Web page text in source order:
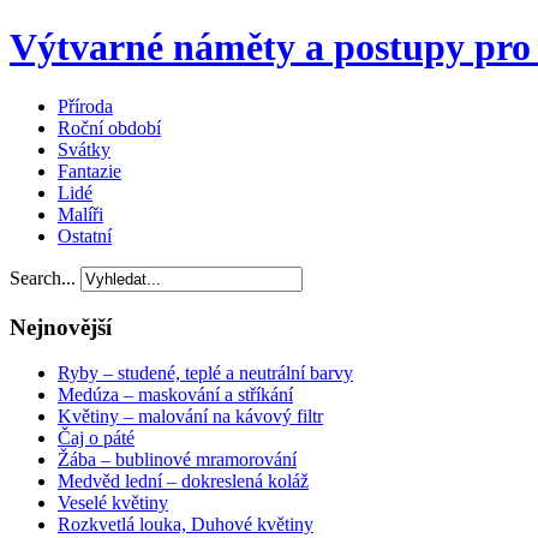
Výtvarné náměty a postupy
Příroda
Roční období
Svátky
Fantazie
Lidé
Malíři
Ostatní
Search...
Nejnovější
Ryby – studené, teplé a neutrální barvy
Medúza – maskování a stříkání
Květiny – malování na kávový filtr
Čaj o páté
Žába – bublinové mramorování
Medvěd lední – dokreslená koláž
Veselé květiny
Rozkvetlá louka, Duhové květiny